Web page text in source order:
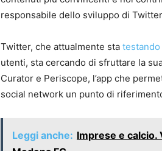
responsabile dello sviluppo di
Twitter, che attualmente sta
utenti, sta cercando di sfruttare la
Curator e Periscope, l’app che
social network un punto di
Leggi anche: Imprese e calcio.